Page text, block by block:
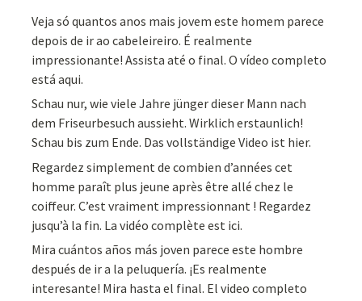
Veja só quantos anos mais jovem este homem parece
depois de ir ao cabeleireiro. É realmente
impressionante! Assista até o final. O vídeo completo
está aqui.
Schau nur, wie viele Jahre jünger dieser Mann nach
dem Friseurbesuch aussieht. Wirklich erstaunlich!
Schau bis zum Ende. Das vollständige Video ist hier.
Regardez simplement de combien d’années cet
homme paraît plus jeune après être allé chez le
coiffeur. C’est vraiment impressionnant ! Regardez
jusqu’à la fin. La vidéo complète est ici.
Mira cuántos años más joven parece este hombre
después de ir a la peluquería. ¡Es realmente
interesante! Mira hasta el final. El video completo